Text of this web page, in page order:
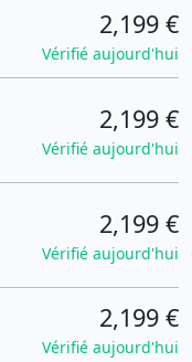
2,199 €
Vérifié aujourd'hui
2,199 €
Vérifié aujourd'hui
2,199 €
Vérifié aujourd'hui
2,199 €
Vérifié aujourd'hui